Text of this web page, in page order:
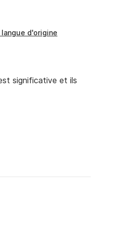
Ponza, Palmarola et
et des
optimale.
de la
des grottes
d'origine
significative et ils